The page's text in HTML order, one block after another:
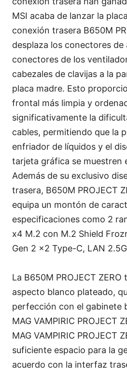
MSI acaba de lanzar la
conexión trasera B650M
desplaza los conectores
conectores de los
cabezales de clavijas a la
placa madre. Esto
frontal más limpia y
significativamente la
cables, permitiendo que la
enfriador de líquidos y el
tarjeta gráfica se muestren
Además de su exclusivo
trasera, B650M PROJECT
equipa un montón de
especificaciones como 2
x4 M.2 con M.2 Shield
Gen 2 x2 Type-C, LAN
La B650M PROJECT
aspecto blanco plateado,
perfección con el gabinete
MAG VAMPIRIC PROJECT
MAG VAMPIRIC PROJECT
suficiente espacio para la
acuerdo con la interfaz